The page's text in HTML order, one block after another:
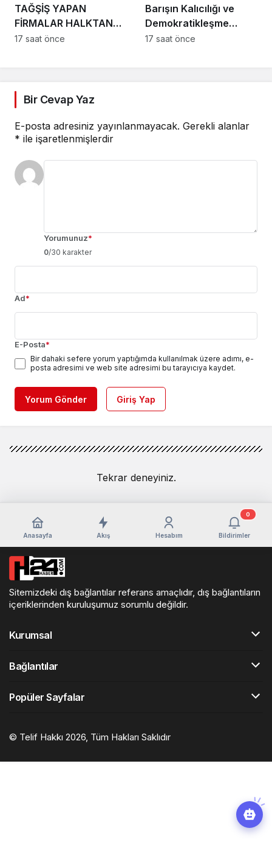
TAĞŞİŞ YAPAN
FİRMALAR HALKTAN
ÖZÜR DİLEMELİ!
17 saat önce
Barışın Kalıcılığı ve
Demokratikleşme
İhtiyacı
17 saat önce
Bir Cevap Yaz
E-posta adresiniz yayınlanmayacak. Gerekli alanlar
* ile işaretlenmişlerdir
Yorumunuz*
0/30 karakter
Ad*
E-Posta*
Bir dahaki sefere yorum yaptığımda kullanılmak üzere adımı, e-
posta adresimi ve web site adresimi bu tarayıcıya kaydet.
Yorum Gönder Giriş Yap
Tekrar deneyiniz.
Anasayfa Akış Hesabım Bildirimler
0
Sitemizdeki dış bağlantılar referans amaçlıdır, dış bağlantıların
içeriklerinden kuruluşumuz sorumlu değildir.
Kurumsal
Bağlantılar
Popüler Sayfalar
© Telif Hakkı 2026, Tüm Hakları Saklıdır